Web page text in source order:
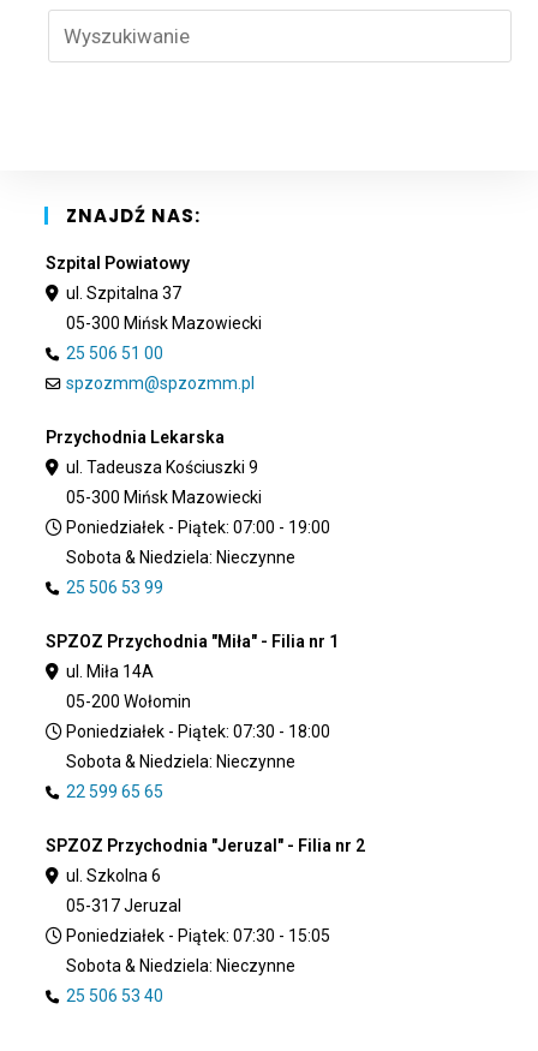
ZNAJDŹ NAS:
Szpital Powiatowy
ul. Szpitalna 37
05-300 Mińsk Mazowiecki
25 506 51 00
spzozmm@spzozmm.pl
Przychodnia Lekarska
ul. Tadeusza Kościuszki 9
05-300 Mińsk Mazowiecki
Poniedziałek - Piątek: 07:00 - 19:00
Sobota & Niedziela: Nieczynne
25 506 53 99
SPZOZ Przychodnia "Miła" - Filia nr 1
ul. Miła 14A
05-200 Wołomin
Poniedziałek - Piątek: 07:30 - 18:00
Sobota & Niedziela: Nieczynne
22 599 65 65
SPZOZ Przychodnia "Jeruzal" - Filia nr 2
ul. Szkolna 6
05-317 Jeruzal
Poniedziałek - Piątek: 07:30 - 15:05
Sobota & Niedziela: Nieczynne
25 506 53 40